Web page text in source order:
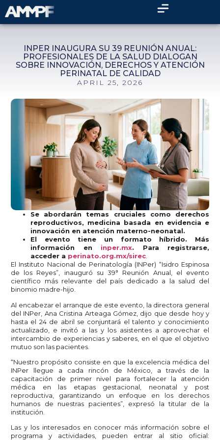
INPER INAUGURA SU 39 REUNIÓN ANUAL:
PROFESIONALES DE LA SALUD DIALOGAN
SOBRE INNOVACIÓN, DERECHOS Y ATENCIÓN
PERINATAL DE CALIDAD
APRIL 25, 2026
Se abordarán temas cruciales como derechos
reproductivos, medicina basada en evidencia e
innovación en atención materno-neonatal.
El evento tiene un formato híbrido. Más
información en inper.mx. Para registrarse,
acceder a perinato.org.mx/sirec.
El Instituto Nacional de Perinatología (INPer) “Isidro Espinosa
de los Reyes”, inauguró su 39° Reunión Anual, el evento
científico más relevante del país dedicado a la salud del
binomio madre-hijo.
Al encabezar el arranque de este evento, la directora general
del INPer, Ana Cristina Arteaga Gómez, dijo que desde hoy y
hasta el 24 de abril se conjuntará el talento y conocimiento
actualizado, e invitó a las y los asistentes a aprovechar el
intercambio de experiencias y saberes, en el que el objetivo
mutuo son las pacientes.
“Nuestro propósito consiste en que la excelencia médica del
INPer llegue a cada rincón de México, a través de la
capacitación de primer nivel para fortalecer la atención
médica en las etapas gestacional, neonatal y post
reproductiva, garantizando un enfoque en los derechos
humanos de nuestras pacientes”, expresó la titular de la
institución.
Las y los interesados en conocer más información sobre el
programa y actividades, pueden entrar al sitio oficial: